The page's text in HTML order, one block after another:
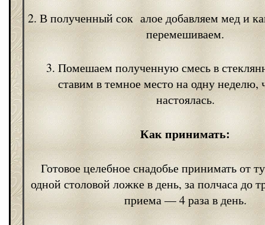
2. В полученный сок алое добавляем мед и
перемешиваем.
3. Помешаем полученную смесь в
ставим в темное место на одну неделю,
настоялась.
Как принимать:
Готовое целебное снадобье принимать от
одной столовой ложке в день, за полчаса до
приема — 4 раза в день.